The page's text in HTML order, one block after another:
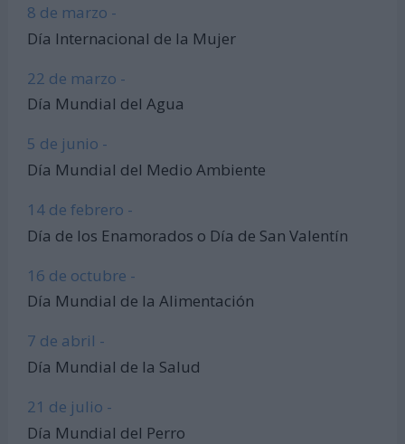
8 de marzo -
Día Internacional de la Mujer
22 de marzo -
Día Mundial del Agua
5 de junio -
Día Mundial del Medio Ambiente
14 de febrero -
Día de los Enamorados o Día de San Valentín
16 de octubre -
Día Mundial de la Alimentación
7 de abril -
Día Mundial de la Salud
21 de julio -
Día Mundial del Perro